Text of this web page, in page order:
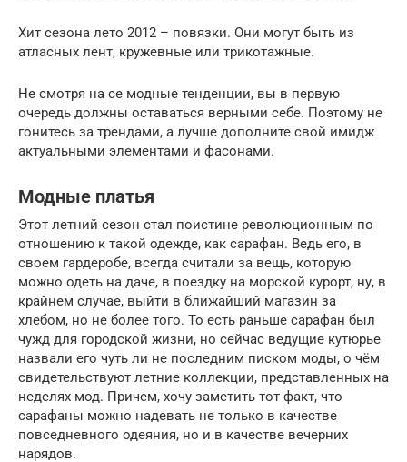
Хит сезона лето 2012 – повязки. Они могут быть из
атласных лент, кружевные или трикотажные.
Не смотря на се модные тенденции, вы в первую
очередь должны оставаться верными себе. Поэтому не
гонитесь за трендами, а лучше дополните свой имидж
актуальными элементами и фасонами.
Модные платья
Этот летний сезон стал поистине революционным по
отношению к такой одежде, как сарафан. Ведь его, в
своем гардеробе, всегда считали за вещь, которую
можно одеть на даче, в поездку на морской курорт, ну, в
крайнем случае, выйти в ближайший магазин за
хлебом, но не более того. То есть раньше сарафан был
чужд для городской жизни, но сейчас ведущие кутюрье
назвали его чуть ли не последним писком моды, о чём
свидетельствуют летние коллекции, представленных на
неделях мод. Причем, хочу заметить тот факт, что
сарафаны можно надевать не только в качестве
повседневного одеяния, но и в качестве вечерних
нарядов.